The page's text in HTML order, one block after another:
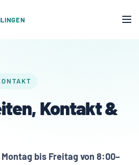
Kontakt &
Montag bis Freitag von 8:00–